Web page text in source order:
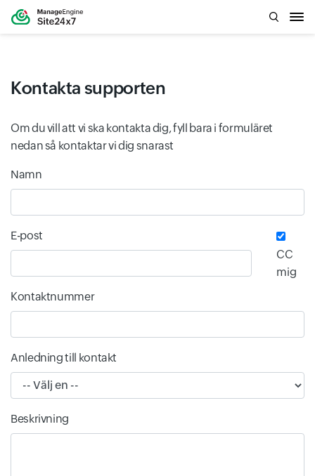
Kontakta supporten
Om du vill att vi ska kontakta dig, fyll bara i formuläret
nedan så kontaktar vi dig snarast
Input field
Input field
Namn
E-post
CC
mig
Kontaktnummer
Anledning till kontakt
Beskrivning